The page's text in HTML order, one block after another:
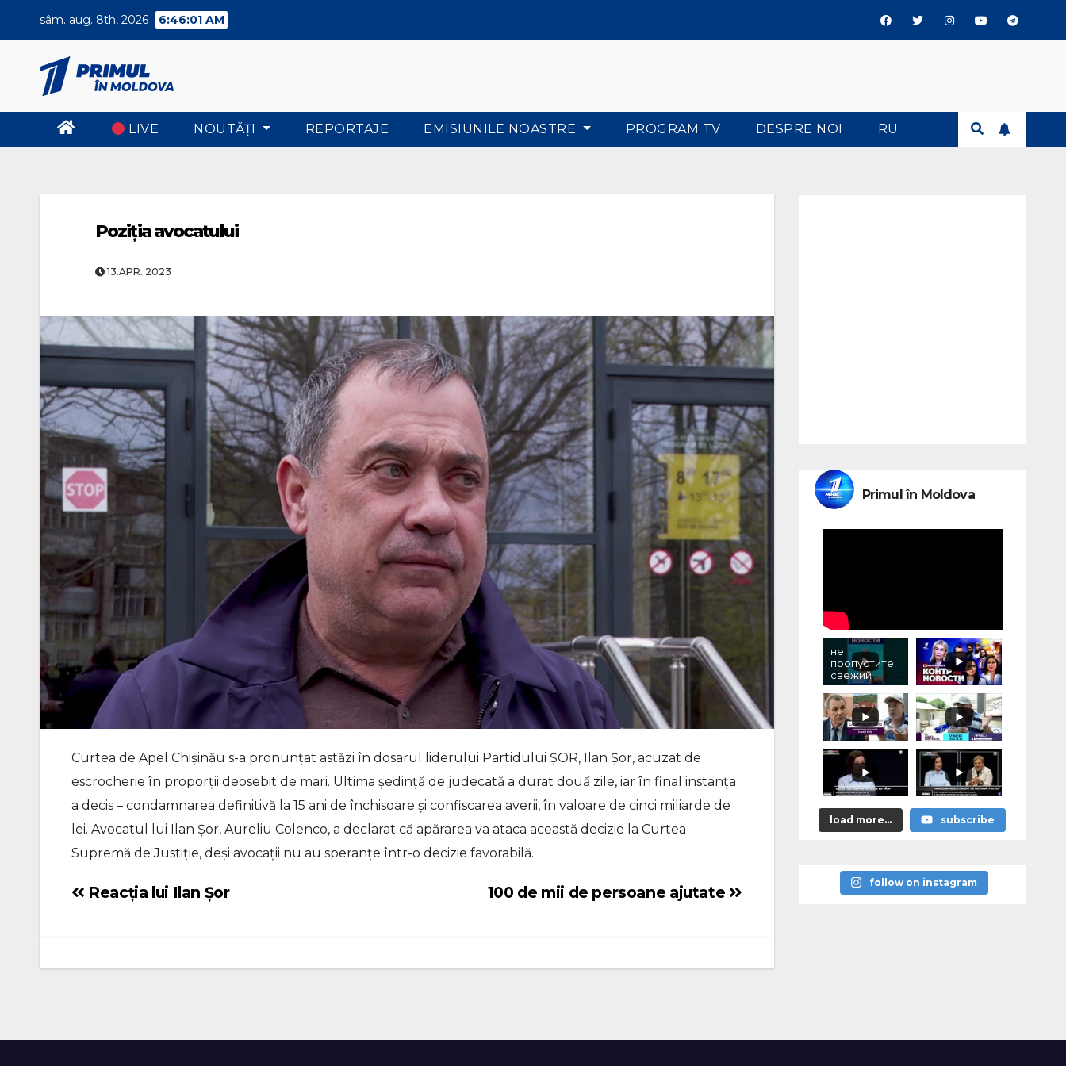
sâm. aug. 8th, 2026 6:46:02 AM
LIVE NOUTĂŢI REPORTAJE EMISIUNILE NOASTRE PROGRAM TV DESPRE NOI RU
Poziția avocatului
13.APR..2023
Curtea de Apel Chișinău s-a pronunțat astăzi în dosarul liderului Partidului ȘOR, Ilan Șor, acuzat de
escrocherie în proporții deosebit de mari. Ultima ședință de judecată a durat două zile, iar în final instanța
a decis – condamnarea definitivă la 15 ani de închisoare și confiscarea averii, în valoare de cinci miliarde de
lei. Avocatul lui Ilan Șor, Aureliu Colenco, a declarat că apărarea va ataca această decizie la Curtea
Supremă de Justiție, deși avocații nu au speranțe într-o decizie favorabilă.
Navigare
100 de mii de persoane ajutate
Reacția lui Ilan Șor
Primul în Moldova
не
пропустите!
свежий
выпуск
«контрновос
тей» уже
сегодня, в
10:00
load more... subscribe
follow on instagram